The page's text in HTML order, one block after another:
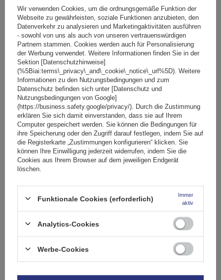
Mont Blanc AMC 5400-A52 Aluminium-Dachträger für
herkömmliche Reling
223,79 €inkl. MwSt
Niedrigster Preis in 30 Tagen vor Rabatt:201,41 €+11%
Normaler Preis:690,00 €inkl. MwSt-68%
Große Menge verfügbar
Wir versenden schon am11. August
Wir verwenden Cookies, um die ordnungsgemäße Funktion der
Webseite zu gewährleisten, soziale Funktionen anzubieten, den
Datenverkehr zu analysieren und Marketingaktivitäten ausführen
- sowohl von uns als auch von unseren vertrauenswürdigen
Partnern stammen. Cookies werden auch für Personalisierung
der Werbung verwendet. Weitere Informationen finden Sie in der
Sektion [Datenschutzhinweise]
(%5Biai:terms\_privacy\_and\_cookie\_notice\_url%5D). Weitere
Informationen zu den Nutzungsbedingungen und zum
Datenschutz befinden sich unter [Datenschutz und
Nutzungsbedingungen von Google]
(https://business.safety.google/privacy/). Durch die Zustimmung
erklären Sie sich damit einverstanden, dass sie auf Ihrem
Computer gespeichert werden. Sie können die Bedingungen für
ihre Speicherung oder den Zugriff darauf festlegen, indem Sie auf
die Registerkarte „Zustimmungen konfigurieren“ klicken. Sie
können Ihre Einwilligung jederzeit widerrufen, indem Sie die
Cookies aus Ihrem Browser auf dem jeweiligen Endgerät
löschen.
Funktionale Cookies (erforderlich)
Immer
aktiv
Analytics-Cookies
Werbe-Cookies